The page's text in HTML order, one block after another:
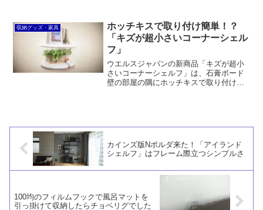
と思います。東京インテリア家具で販売
されている「DEE」に似た感じです。
収納グッズ・家具
ホッチキスで取り付け簡単！？
「キズが超小さいコーナーシェル
フ」
ウエルスジャパンの新商品「キズが超小
さいコーナーシェルフ」は、石膏ボード
壁の部屋の隅にホッチキスで取り付けら
カインズ版Nポルダ来た！「アイランド
シェルフ」はフレーム際立つシンプルさ
100均のフィルムフックで風呂マットを
引っ掛けて収納したらチョベリグでした